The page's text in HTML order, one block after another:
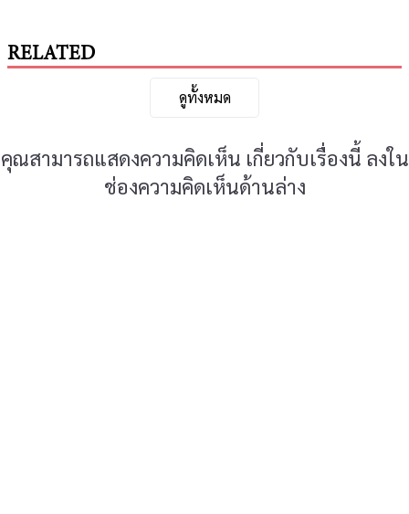
RELATED
ดูทั้งหมด
คุณสามารถแสดงความคิดเห็น เกี่ยวกับเรื่องนี้ ลงใน
ช่องความคิดเห็นด้านล่าง